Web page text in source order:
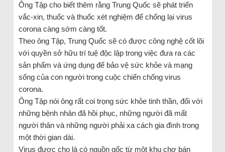
Ông Tập cho biết thêm rằng Trung Quốc sẽ phát triển
vắc-xin, thuốc và thuốc xét nghiệm để chống lại virus
corona càng sớm càng tốt.
Theo ông Tập, Trung Quốc sẽ có được công nghệ cốt lõi
với quyền sở hữu trí tuệ độc lập trong việc đưa ra các
sản phẩm và ứng dụng để bảo vệ sức khỏe và mạng
sống của con người trong cuộc chiến chống virus
corona.
Ông Tập nói ông rất coi trọng sức khỏe tinh thần, đối với
những bệnh nhân đã hồi phục, những người đã mất
người thân và những người phải xa cách gia đình trong
một thời gian dài.
Virus được cho là có nguồn gốc từ một khu chợ bán